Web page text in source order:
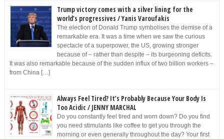
Trump victory comes with a silver lining for the
world’s progressives / Yanis Varoufakis
The election of Donald Trump symbolises the demise of a
remarkable era. It was a time when we saw the curious
spectacle of a superpower, the US, growing stronger
because of – rather than despite – its burgeoning deficits.
It was also remarkable because of the sudden influx of two billion workers –
from China […]
Always Feel Tired? It’s Probably Because Your Body Is
Too Acidic / JENNY MARCHAL
Do you constantly feel tired and worn down? Do you find
you need stimulants like coffee to get you through the
morning or even generally throughout the day? Your first